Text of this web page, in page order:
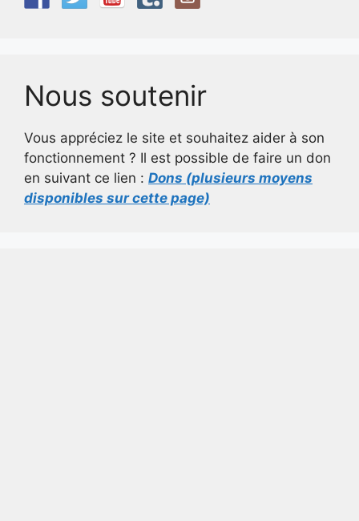
Nous soutenir
Vous appréciez le site et souhaitez aider à son
fonctionnement ? Il est possible de faire un don
en suivant ce lien : Dons (plusieurs moyens
disponibles sur cette page)